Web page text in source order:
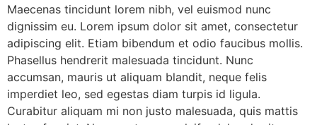
Maecenas tincidunt lorem nibh, vel euismod nunc
dignissim eu. Lorem ipsum dolor sit amet, consectetur
adipiscing elit. Etiam bibendum et odio faucibus mollis.
Phasellus hendrerit malesuada tincidunt. Nunc
accumsan, mauris ut aliquam blandit, neque felis
imperdiet leo, sed egestas diam turpis id ligula.
Curabitur aliquam mi non justo malesuada, quis mattis